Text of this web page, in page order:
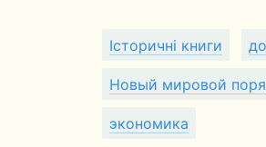
Історичні книги
Новый мировой
экономика